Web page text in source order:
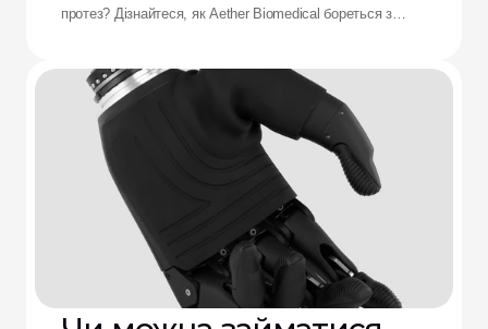
Aether
протез? Дізнайтеся, як Aether Biomedical бореться з